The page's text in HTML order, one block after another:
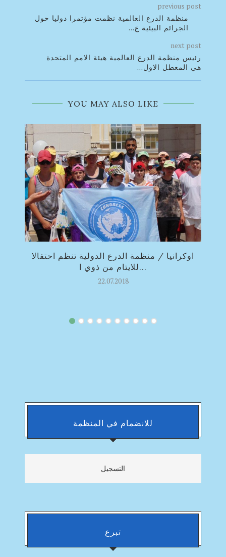
previous post
منظمة الدرع العالمية نظمت مؤتمرا دوليا حول
الجرائم البيئية ع...
next post
رئيس منظمة الدرع العالمية هيئة الامم المتحدة
هي المعطل الاول...
YOU MAY ALSO LIKE
اوكرانيا / منظمة الدرع الدولية تنظم احتفالا
للايتام من ذوي ا...
22.07.2018
للانضمام في المنظمة
التسجيل
تبرع